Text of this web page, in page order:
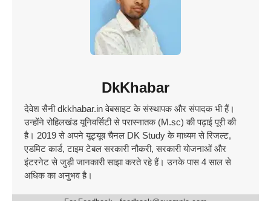
DkKhabar
देवेश सैनी dkkhabar.in वेबसाइट के संस्थापक और संपादक भी हैं।
उन्होंने रोहिलखंड यूनिवर्सिटी से परास्नातक (M.sc) की पढ़ाई पूरी की
है। 2019 से अपने यूट्यूब चैनल DK Study के माध्यम से रिजल्ट,
एडमिट कार्ड, टाइम टेबल सरकारी नौकरी, सरकारी योजनाओं और
इंटरनेट से जुड़ी जानकारी साझा करते रहे हैं। उनके पास 4 साल से
अधिक का अनुभव है।